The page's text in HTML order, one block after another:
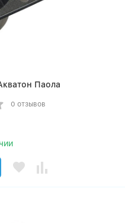
Паола
0 отзывов